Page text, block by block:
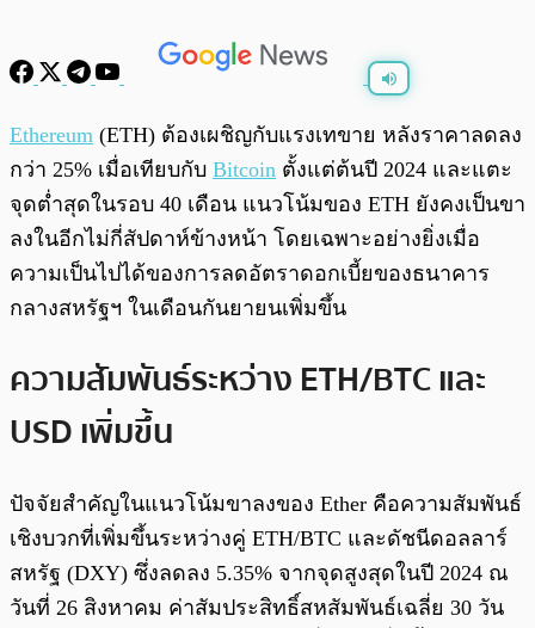
0:00
Ethereum (ETH) ต้องเผชิญกับแรงเทขาย หลังราคาลดลง
กว่า 25% เมื่อเทียบกับ Bitcoin ตั้งแต่ต้นปี 2024 และแตะ
จุดต่ำสุดในรอบ 40 เดือน แนวโน้มของ ETH ยังคงเป็นขา
ลงในอีกไม่กี่สัปดาห์ข้างหน้า โดยเฉพาะอย่างยิ่งเมื่อ
ความเป็นไปได้ของการลดอัตราดอกเบี้ยของธนาคาร
กลางสหรัฐฯ ในเดือนกันยายนเพิ่มขึ้น
ความสัมพันธ์ระหว่าง ETH/BTC และ
USD เพิ่มขึ้น
ปัจจัยสำคัญในแนวโน้มขาลงของ Ether คือความสัมพันธ์
เชิงบวกที่เพิ่มขึ้นระหว่างคู่ ETH/BTC และดัชนีดอลลาร์
สหรัฐ (DXY) ซึ่งลดลง 5.35% จากจุดสูงสุดในปี 2024 ณ
วันที่ 26 สิงหาคม ค่าสัมประสิทธิ์สหสัมพันธ์เฉลี่ย 30 วัน